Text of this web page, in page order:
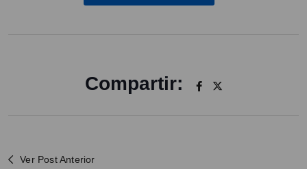
Compartir:
Ver Post Anterior